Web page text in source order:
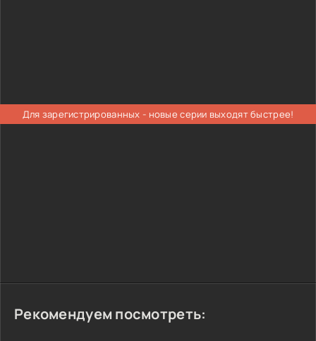
Для зарегистрированных - новые серии выходят быстрее!
Рекомендуем посмотреть: